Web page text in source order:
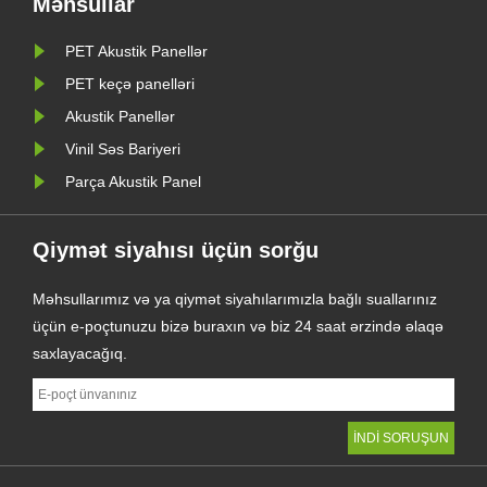
bütün növ PET ......
PET Akustik Panellər
PET keçə panelləri
Akustik Panellər
Vinil Səs Bariyeri
Parça Akustik Panel
Qiymət siyahısı üçün sorğu
Məhsullarımız və ya qiymət siyahılarımızla bağlı suallarınız
üçün e-poçtunuzu bizə buraxın və biz 24 saat ərzində əlaqə
saxlayacağıq.